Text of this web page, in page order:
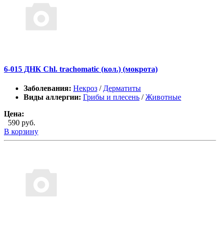
6-015 ДНК Chl. trachomatic (кол.) (мокрота)
Заболевания: Некроз / Дерматиты
Виды аллергии: Грибы и плесень /Животные
Цена:
590 руб.
В корзину